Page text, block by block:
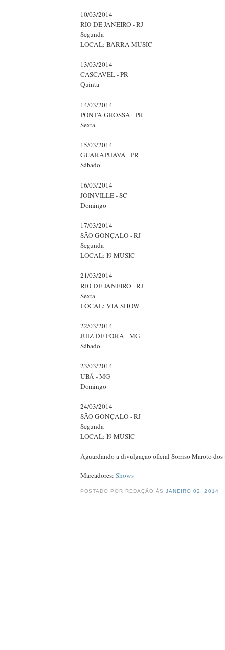
10/03/2014
RIO DE JANEIRO - RJ
Segunda
LOCAL: BARRA MUSIC
13/03/2014
CASCAVEL - PR
Quinta
14/03/2014
PONTA GROSSA - PR
Sexta
15/03/2014
GUARAPUAVA - PR
Sábado
16/03/2014
JOINVILLE - SC
Domingo
17/03/2014
SÃO GONÇALO - RJ
Segunda
LOCAL: I9 MUSIC
21/03/2014
RIO DE JANEIRO - RJ
Sexta
LOCAL: VIA SHOW
22/03/2014
JUIZ DE FORA - MG
Sábado
23/03/2014
UBÁ - MG
Domingo
24/03/2014
SÃO GONÇALO - RJ
Segunda
LOCAL: I9 MUSIC
Aguardando a divulgação oficial Sorriso Maroto dos
Marcadores: Shows
POSTADO POR REDAÇÃO ÀSJANEIRO 02, 2014